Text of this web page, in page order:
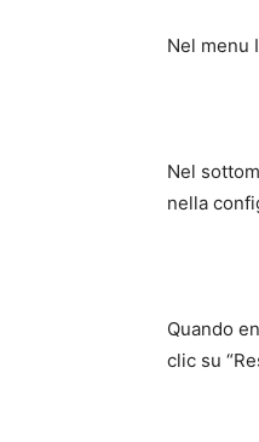
Nel menu
Nel
nella
Quando
clic su